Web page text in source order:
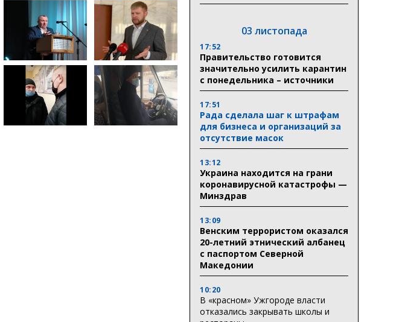
03 листопада
17:52
Правительство готовится
значительно усилить карантин
с понедельника – источники
17:51
Рада сделала шаг к штрафам
для бизнеса и организаций за
отсутствие масок
13:12
Украина находится на грани
коронавирусной катастрофы —
Минздрав
13:09
Венским террористом оказался
20-летний этнический албанец
с паспортом Северной
Македонии
10:20
В «красном» Ужгороде власти
отказались закрывать школы и